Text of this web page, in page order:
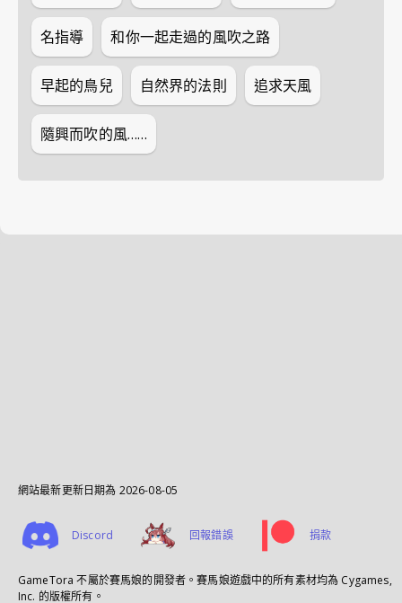
名指導 和你一起走過的風吹之路
早起的鳥兒 自然界的法則 追求天風
隨興而吹的風……
網站最新更新日期為 2026-08-05
Discord 回報錯誤 捐款
GameTora 不屬於賽馬娘的開發者。賽馬娘遊戲中的所有素材均為 Cygames,
Inc. 的版權所有。